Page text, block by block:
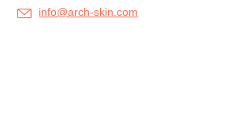
info@arch-skin.com